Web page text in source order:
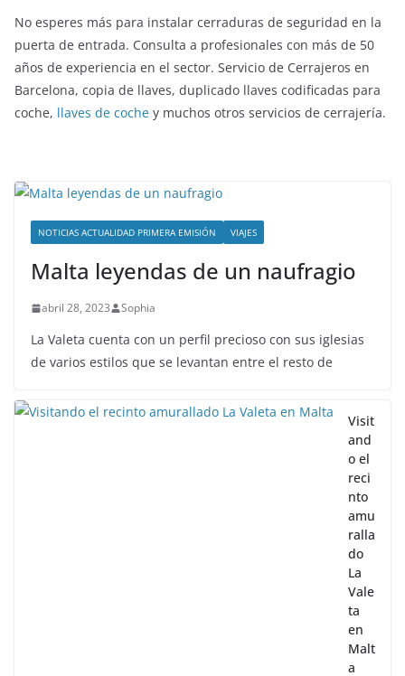
No esperes más para instalar cerraduras de seguridad en la
puerta de entrada. Consulta a profesionales con más de 50
años de experiencia en el sector. Servicio de Cerrajeros en
Barcelona, copia de llaves, duplicado llaves codificadas para
coche, llaves de coche y muchos otros servicios de cerrajería.
NOTICIAS ACTUALIDAD PRIMERA EMISIÓN VIAJES
Malta leyendas de un naufragio
abril 28, 2023 Sophia
La Valeta cuenta con un perfil precioso con sus iglesias
de varios estilos que se levantan entre el resto de
Visit
and
o el
reci
nto
amu
ralla
do
La
Vale
ta
en
Malt
a